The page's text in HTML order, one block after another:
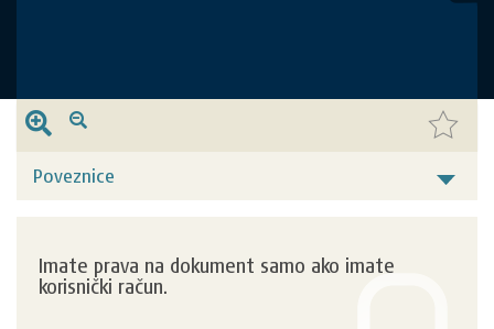
Poveznice
Imate prava na dokument samo ako imate
korisnički račun.